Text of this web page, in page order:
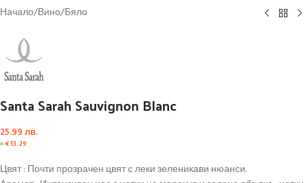
Начало/Вино/Бяло
Santa Sarah Sauvignon Blanc
25.99 лв.
≈€13.29
Цвят : Почти прозрачен цвят с леки зеленикави нюанси.